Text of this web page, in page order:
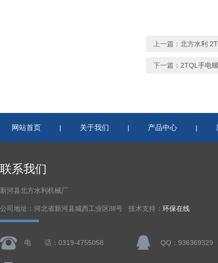
上一篇： 北方水利
下一篇： 2TQL手电
网站首页 | 关于我们 | 产品中心 |
联系我们
新河县北方水利机械厂
公司地址：河北省新河县城西工业区88号 技术支持： 环保在线
电 话：0319-4755058 QQ：936369329